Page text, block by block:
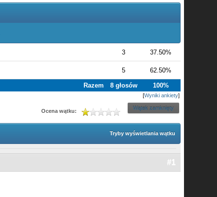
3 37.50%
5 62.50%
Razem 8 głosów 100%
[Wyniki ankiety]
Wątek zamknięty
Ocena wątku:
Tryby wyświetlania wątku
#1